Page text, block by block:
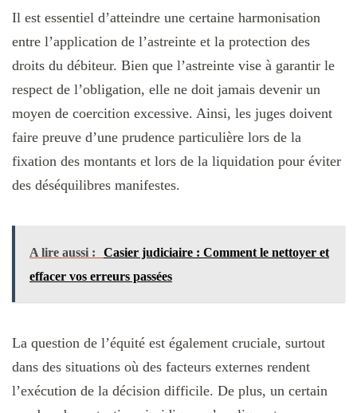
Il est essentiel d’atteindre une certaine harmonisation
entre l’application de l’astreinte et la protection des
droits du débiteur. Bien que l’astreinte vise à garantir le
respect de l’obligation, elle ne doit jamais devenir un
moyen de coercition excessive. Ainsi, les juges doivent
faire preuve d’une prudence particulière lors de la
fixation des montants et lors de la liquidation pour éviter
des déséquilibres manifestes.
A lire aussi :
Casier judiciaire : Comment le nettoyer et
effacer vos erreurs passées
La question de l’équité est également cruciale, surtout
dans des situations où des facteurs externes rendent
l’exécution de la décision difficile. De plus, un certain